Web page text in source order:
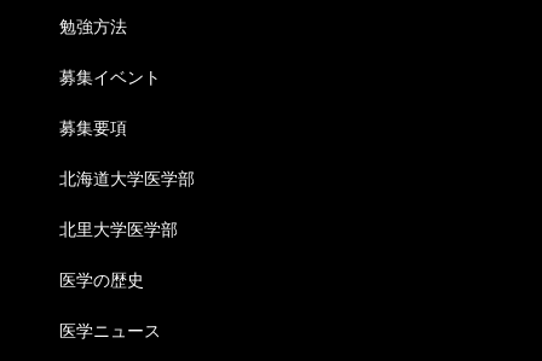
勉強方法
募集イベント
募集要項
北海道大学医学部
北里大学医学部
医学の歴史
医学ニュース